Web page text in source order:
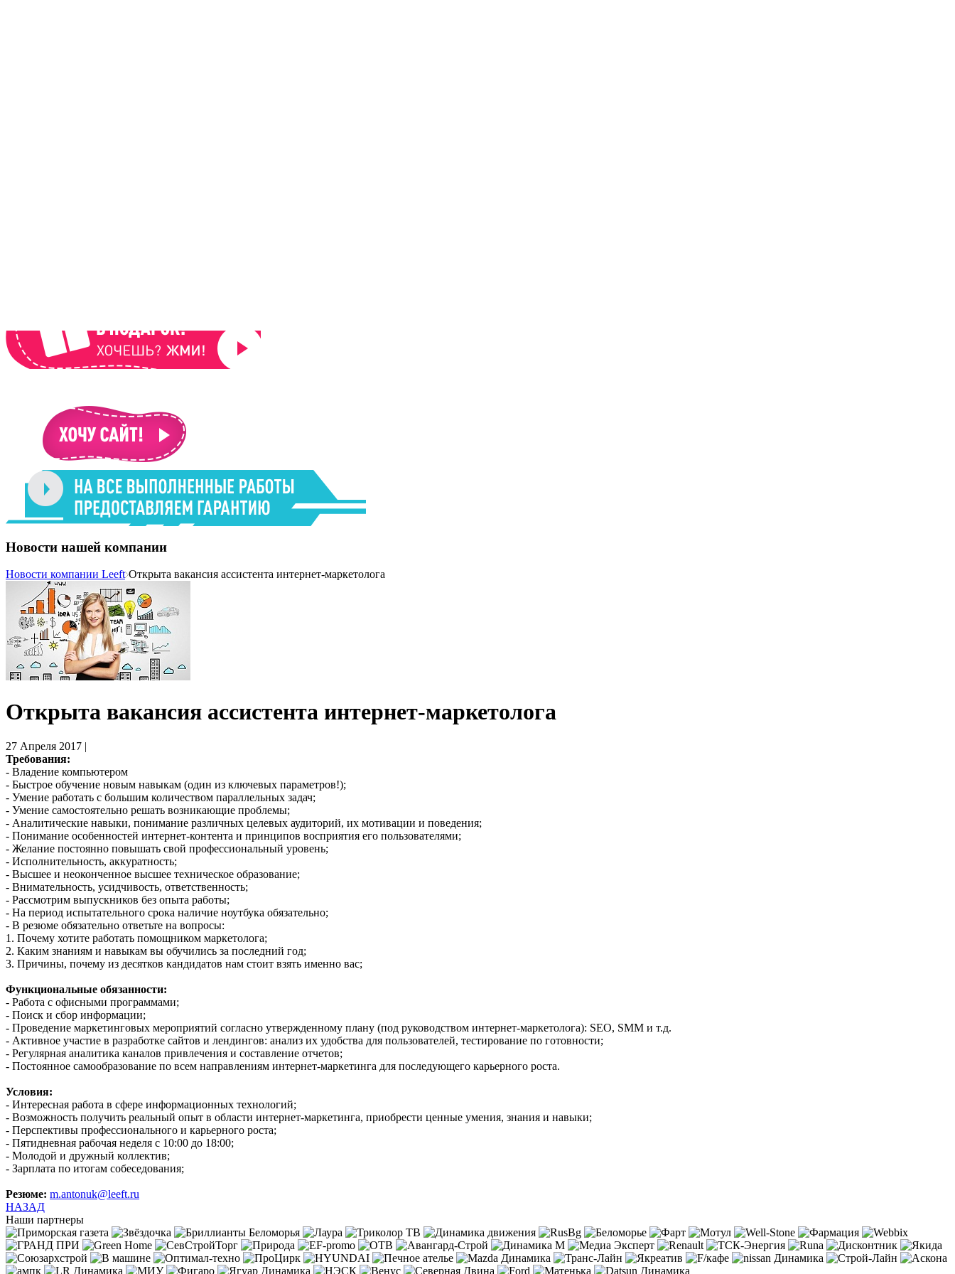
Новости нашей компании
Новости компании Leeft Открыта вакансия ассистента интернет-маркетолога
Открыта вакансия ассистента интернет-маркетолога
27 Апреля 2017 |
Требования:
- Владение компьютером
- Быстрое обучение новым навыкам (один из ключевых параметров!);
- Умение работать с большим количеством параллельных задач;
- Умение самостоятельно решать возникающие проблемы;
- Аналитические навыки, понимание различных целевых аудиторий, их мотивации и поведения;
- Понимание особенностей интернет-контента и принципов восприятия его пользователями;
- Желание постоянно повышать свой профессиональный уровень;
- Исполнительность, аккуратность;
- Высшее и неоконченное высшее техническое образование;
- Внимательность, усидчивость, ответственность;
- Рассмотрим выпускников без опыта работы;
- На период испытательного срока наличие ноутбука обязательно;
- В резюме обязательно ответьте на вопросы:
1. Почему хотите работать помощником маркетолога;
2. Каким знаниям и навыкам вы обучились за последний год;
3. Причины, почему из десятков кандидатов нам стоит взять именно вас;
Функциональные обязанности:
- Работа с офисными программами;
- Поиск и сбор информации;
- Проведение маркетинговых мероприятий согласно утвержденному плану (под руководством интернет-маркетолога): SEO, SMM и т.д.
- Активное участие в разработке сайтов и лендингов: анализ их удобства для пользователей, тестирование по готовности;
- Регулярная аналитика каналов привлечения и составление отчетов;
- Постоянное самообразование по всем направлениям интернет-маркетинга для последующего карьерного роста.
Условия:
- Интересная работа в сфере информационных технологий;
- Возможность получить реальный опыт в области интернет-маркетинга, приобрести ценные умения, знания и навыки;
- Перспективы профессионального и карьерного роста;
- Пятидневная рабочая неделя с 10:00 до 18:00;
- Молодой и дружный коллектив;
- Зарплата по итогам собеседования;
Резюме: m.antonuk@leeft.ru
НАЗАД
Наши партнеры